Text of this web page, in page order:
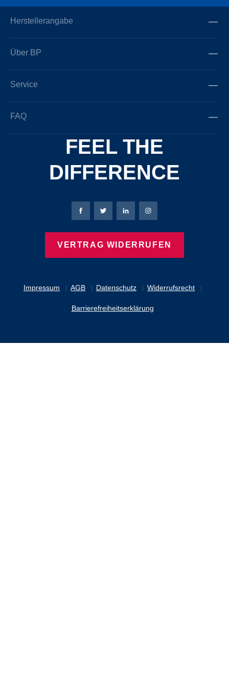
Herstellerangabe
Über BP
Service
FAQ
FEEL THE
DIFFERENCE
Impressum AGB Datenschutz Widerrufsrecht
Barrierefreiheitserklärung
Bierbaum-Proenen Facebook-Seite
Bierbaum-Proenen Twitter Seite
Bierbaum-Proenen LinkedIn
Bierbaum-Proenen
VERTRAG WIDERRUFEN